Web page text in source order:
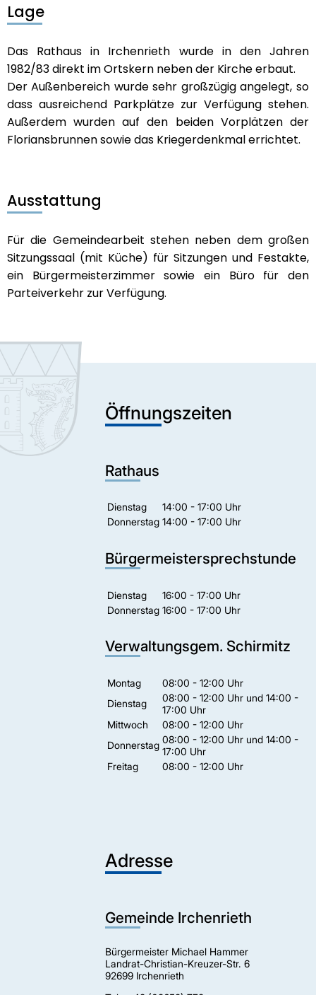
Lage
Das Rathaus in Irchenrieth wurde in den Jahren
1982/83 direkt im Ortskern neben der Kirche erbaut.
Der Außenbereich wurde sehr großzügig angelegt, so
dass ausreichend Parkplätze zur Verfügung stehen.
Außerdem wurden auf den beiden Vorplätzen der
Floriansbrunnen sowie das Kriegerdenkmal errichtet.
Ausstattung
Für die Gemeindearbeit stehen neben dem großen
Sitzungssaal (mit Küche) für Sitzungen und Festakte,
ein Bürgermeisterzimmer sowie ein Büro für den
Parteiverkehr zur Verfügung.
Öffnungszeiten
Rathaus
Dienstag
14:00 - 17:00 Uhr
Donnerstag 14:00 - 17:00 Uhr
Bürgermeistersprechstunde
Dienstag
16:00 - 17:00 Uhr
Donnerstag 16:00 - 17:00 Uhr
Verwaltungsgem. Schirmitz
Montag
08:00 - 12:00 Uhr
Dienstag
08:00 - 12:00 Uhr und 14:00 -
17:00 Uhr
Mittwoch
08:00 - 12:00 Uhr
Donnerstag 08:00 - 12:00 Uhr und 14:00 -
17:00 Uhr
Freitag
08:00 - 12:00 Uhr
Adresse
Gemeinde Irchenrieth
Bürgermeister Michael Hammer
Landrat-Christian-Kreuzer-Str. 6
92699 Irchenrieth